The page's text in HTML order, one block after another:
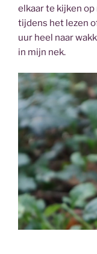
elkaar te kijken op
tijdens het lezen
uur heel naar
in mijn nek.